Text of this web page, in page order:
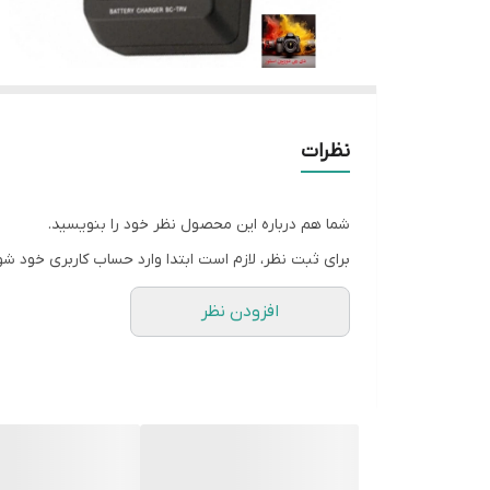
نظرات
شما هم درباره این محصول نظر خود را بنویسید.
برای ثبت نظر، لازم است ابتدا وارد حساب کاربری خود
افزودن نظر